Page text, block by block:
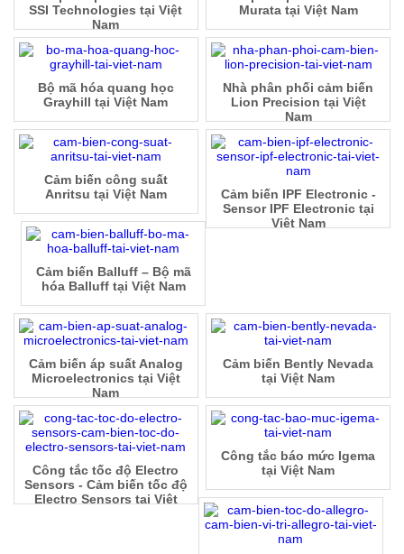
Murata tại Việt Nam
SSI Technologies tại Việt
Nam
Nhà phân phối cảm biến
Lion Precision tại Việt
Nam
Bộ mã hóa quang học
Grayhill tại Việt Nam
Cảm biến IPF Electronic -
Sensor IPF Electronic tại
Việt Nam
Cảm biến công suất
Anritsu tại Việt Nam
Cảm biến Balluff – Bộ mã
hóa Balluff tại Việt Nam
Cảm biến áp suất Analog
Microelectronics tại Việt
Nam
Cảm biến Bently Nevada
tại Việt Nam
Công tắc tốc độ Electro
Sensors - Cảm biến tốc độ
Electro Sensors tại Việt
Công tắc báo mức Igema
tại Việt Nam